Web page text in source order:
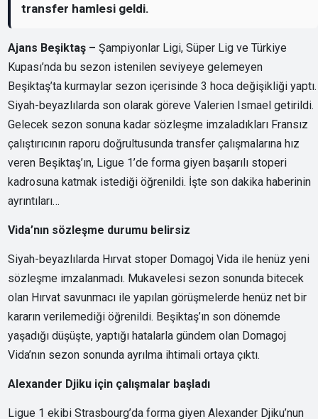
transfer hamlesi geldi.
Ajans Beşiktaş – Şampiyonlar Ligi, Süper Lig ve Türkiye
Kupası’nda bu sezon istenilen seviyeye gelemeyen
Beşiktaş’ta kurmaylar sezon içerisinde 3 hoca değişikliği yaptı.
Siyah-beyazlılarda son olarak göreve Valerien Ismael getirildi.
Gelecek sezon sonuna kadar sözleşme imzaladıkları Fransız
çalıştırıcının raporu doğrultusunda transfer çalışmalarına hız
veren Beşiktaş’ın, Ligue 1’de forma giyen başarılı stoperi
kadrosuna katmak istediği öğrenildi. İşte son dakika haberinin
ayrıntıları…
Vida’nın sözleşme durumu belirsiz
Siyah-beyazlılarda Hırvat stoper Domagoj Vida ile henüz yeni
sözleşme imzalanmadı. Mukavelesi sezon sonunda bitecek
olan Hırvat savunmacı ile yapılan görüşmelerde henüz net bir
kararın verilemediği öğrenildi. Beşiktaş’ın son dönemde
yaşadığı düşüşte, yaptığı hatalarla gündem olan Domagoj
Vida’nın sezon sonunda ayrılma ihtimali ortaya çıktı.
Alexander Djiku için çalışmalar başladı
Ligue 1 ekibi Strasbourg’da forma giyen Alexander Djiku’nun